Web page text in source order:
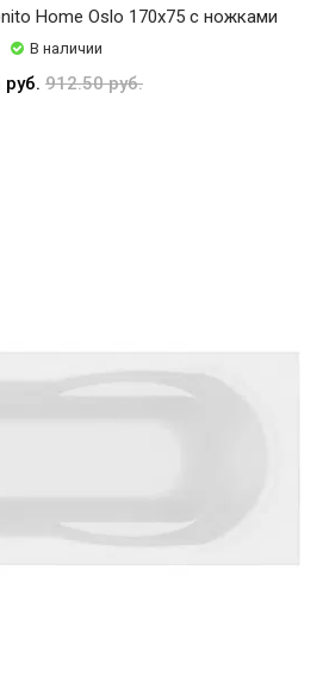
Home Oslo 170x75 с ножками
В наличии
руб. 912.50 руб.